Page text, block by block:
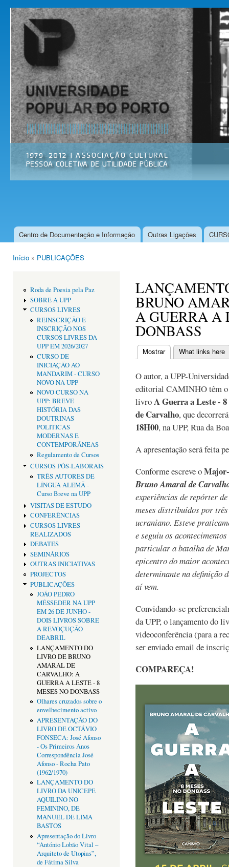
Universidade
Popular do
Porto
Associação
Cultural
Menu principal
Centro de Documentação e Informação Outras Ligações
Início » PUBLICAÇÕES
Roda de Poesia pela Paz
SOBRE A UPP
CURSOS LIVRES
REINSCRIÇÃO E
INSCRIÇÃO NOS
CURSOS LIVRES DA
UPP EM 2026/2027
CURSO DE
INICIAÇÃO AO
MANDARIM - CURSO
NOVO NA UPP
NOVO CURSO NA
UPP: BREVE
HISTÓRIA DAS
DOUTRINAS
POLÍTICAS
MODERNAS E
CONTEMPORÂNEAS
Regulamento de Cursos
CURSOS PÓS-LABORAIS
TRÊS AUTORES DE
LÍNGUA ALEMÃ -
Curso Breve na UPP
VISITAS DE ESTUDO
CONFERÊNCIAS
CURSOS LIVRES
REALIZADOS
DEBATES
SEMINÁRIOS
OUTRAS INICIATIVAS
PROJECTOS
PUBLICAÇÕES
JOÃO PEDRO
MÉSSEDER NA UPP
EM 26 DE JUNHO -
DOIS LIVROS SOBRE
A REVOÇUÇÃO
DEABRIL
LANÇAMENTO DO
LIVRO DE BRUNO
AMARAL DE
CARVALHO: A
GUERRA A LESTE - 8
MESES NO DONBASS
Olhares cruzados sobre o
envelhecimento activo
APRESENTAÇÃO DO
LIVRO DE OCTÁVIO
FONSECA: José Afonso
- Os Primeiros Anos
Correspondência José
Afonso - Rocha Pato
(1962/1970)
LANÇAMENTO DO
LIVRO DA UNICEPE
AQUILINO NO
FEMININO, DE
MANUEL DE LIMA
BASTOS
Apresentação do Livro
“António Lobão Vital –
Arquiteto de Utopias”,
de Fátima Silva
BRUNO
A GUERRA A
DONBASS
Separadores
Mostrar(separador ativo)
What links here
O autor, a UPP-
editorial CAMINHO têm o
livroA Guerra a Leste -
de Carvalho, que
18H00, na UPP, Rua da
A apresentação será feita
Conforme escreve o
Bruno Amaral de
experiências de repórter
meses distribuídos por
ucraniano. Esteve
e seguiu os
particular a batalha de
epicentro do maior
determinante na definição
aí vem.
Convidando-se
da UPP, o lançamento do
videoconferência (para a
ser enviado email de
COMPAREÇA!